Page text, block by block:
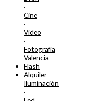
·
Cine
·
Vídeo
·
Fotografía
Valencia
Flash
Alquiler
Iluminación
·